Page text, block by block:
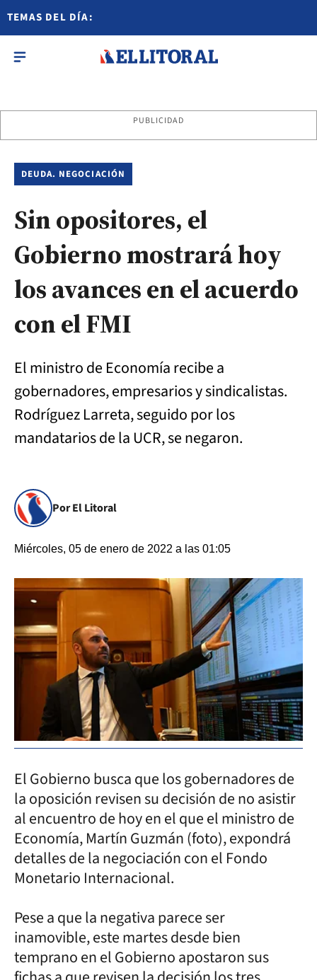
TEMAS DEL DÍA:
PUBLICIDAD
DEUDA. NEGOCIACIÓN
Sin opositores, el
Gobierno mostrará hoy
los avances en el acuerdo
con el FMI
El ministro de Economía recibe a
gobernadores, empresarios y sindicalistas.
Rodríguez Larreta, seguido por los
mandatarios de la UCR, se negaron.
Por El Litoral
Miércoles, 05 de enero de 2022 a las 01:05
El Gobierno busca que los gobernadores de
la oposición revisen su decisión de no asistir
al encuentro de hoy en el que el ministro de
Economía, Martín Guzmán (foto), expondrá
detalles de la negociación con el Fondo
Monetario Internacional.
Pese a que la negativa parece ser
inamovible, este martes desde bien
temprano en el Gobierno apostaron sus